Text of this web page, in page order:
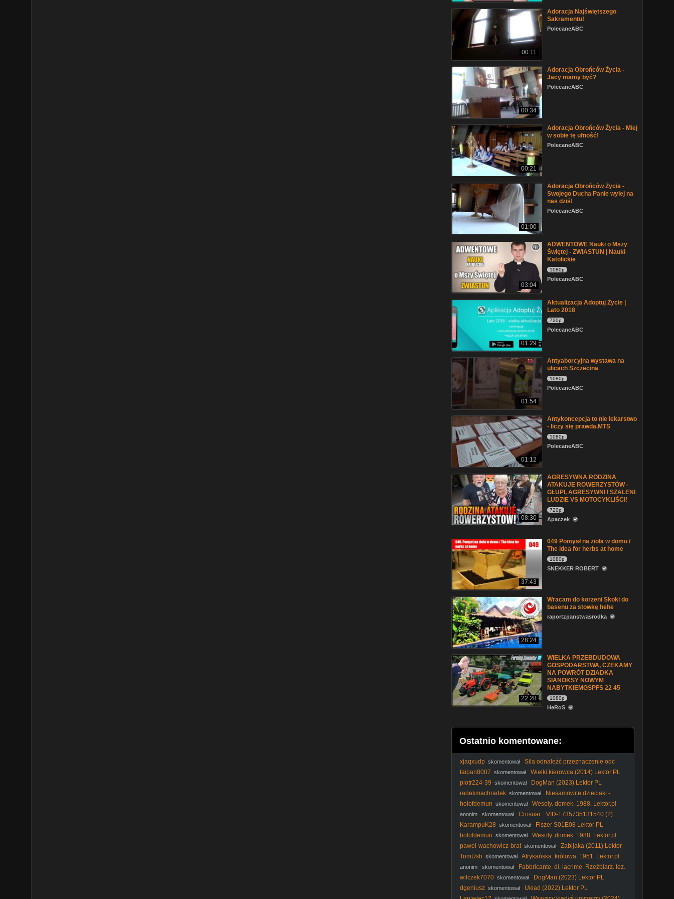
00:11
Adoracja Najświętszego
Sakramentu!
PolecaneABC
00:34
Adoracja Obrońców Życia -
Jacy mamy być?
PolecaneABC
00:21
Adoracja Obrońców Życia - Miej
w sobie tę ufność!
PolecaneABC
01:00
Adoracja Obrońców Życia -
Swojego Ducha Panie wylej na
nas dziś!
PolecaneABC
03:04
ADWENTOWE Nauki o Mszy
Świętej - ZWIASTUN | Nauki
Katolickie
1080p
PolecaneABC
01:29
Aktualizacja Adoptuj Życie |
Lato 2018
720p
PolecaneABC
01:54
Antyaborcyjna wystawa na
ulicach Szczecina
1080p
PolecaneABC
01:12
Antykoncepcja to nie lekarstwo
- liczy się prawda.MTS
1080p
PolecaneABC
08:30
AGRESYWNA RODZINA
ATAKUJE ROWERZYSTÓW -
GŁUPI, AGRESYWNI I SZALENI
LUDZIE VS MOTOCYKLIŚCI!
720p
Apaczek
37:43
049 Pomysł na zioła w domu /
The idea for herbs at home
1080p
SNEKKER ROBERT
28:24
Wracam do korzeni Skoki do
basenu za stowkę hehe
raportzpanstwasrodka
22:28
WIELKA PRZEBDUDOWA
GOSPODARSTWA, CZEKAMY
NA POWRÓT DZIADKA
SIANOKSY NOWYM
NABYTKIEMGSPFS 22 45
1080p
HeRoS
Ostatnio komentowane:
xjaqxudp skomentował
Sila odnaleźć przeznaczenie odc
122
taipan8007 skomentował
Wielki kierowca (2014) Lektor PL
piotr224-39 skomentował
DogMan (2023) Lektor PL
radekmachradek skomentował
Niesamowite dzieciaki -
Magic Kid1993 [Lektor PL]
holofdemun skomentował Wesoły. domek. 1988. Lektor.pl
anonim skomentował
Crosuar... VID-1735735131540 (2)
KarampuK28 skomentował
Fiszer S01E08 Lektor PL
holofdemun skomentował
Wesoły. domek. 1988. Lektor.pl
pawel-wachowicz-brat skomentował
Zabijaka (2011) Lektor
PL
TomUsh skomentował Afrykańska. królowa. 1951. Lektor.pl
1080p
anonim skomentował
Fabbricante. di. lacrime. Rzeźbiarz. łez.
2024. Lektor.pl
wilczek7070 skomentował
DogMan (2023) Lektor PL
dgeniusz skomentował
Układ (2022) Lektor PL